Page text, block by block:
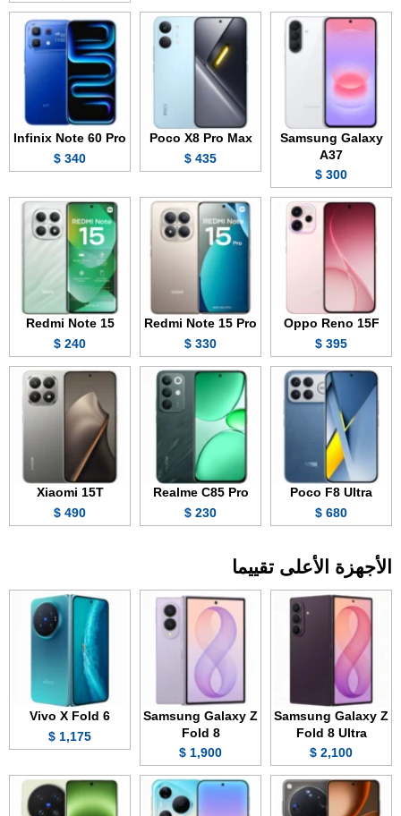
Samsung Galaxy
A37
300 $
Poco X8 Pro Max
435 $
Infinix Note 60 Pro
340 $
Oppo Reno 15F
395 $
Redmi Note 15 Pro
330 $
Redmi Note 15
240 $
Poco F8 Ultra
680 $
Realme C85 Pro
230 $
Xiaomi 15T
490 $
الأجهزة الأعلى تقييما
Samsung Galaxy Z
Fold 8 Ultra
2,100 $
Samsung Galaxy Z
Fold 8
1,900 $
Vivo X Fold 6
1,175 $